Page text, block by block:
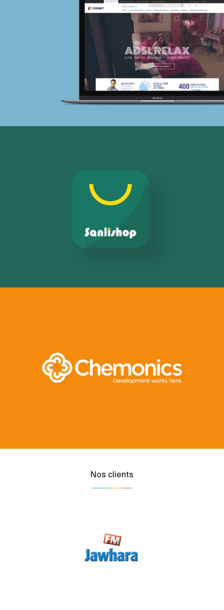
Nos clients